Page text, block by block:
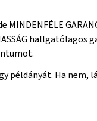
hallgatólagos
példányát. Ha nem,